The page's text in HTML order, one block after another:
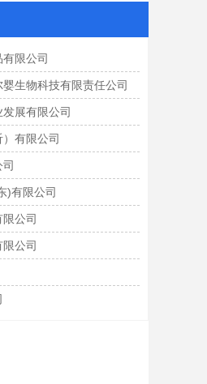
限公司
生物科技有限责任公司
展有限公司
有限公司
)有限公司
公司
公司